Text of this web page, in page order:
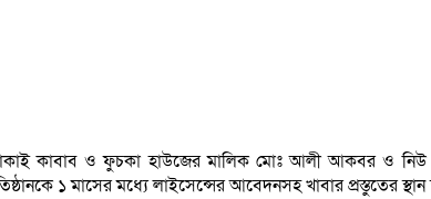
ঢাকাই কাবাব ও ফুচকা হাউজের মালিক মোঃ আলী আকবর ও
১ মাসের মধ্যে লাইসেন্সের আবেদনসহ খাবার প্রস্তুতের স্থান